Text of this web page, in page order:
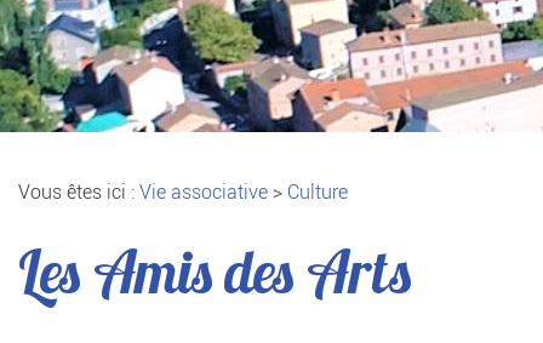
Vous êtes ici : Vie associative > Culture
Les Amis des Arts